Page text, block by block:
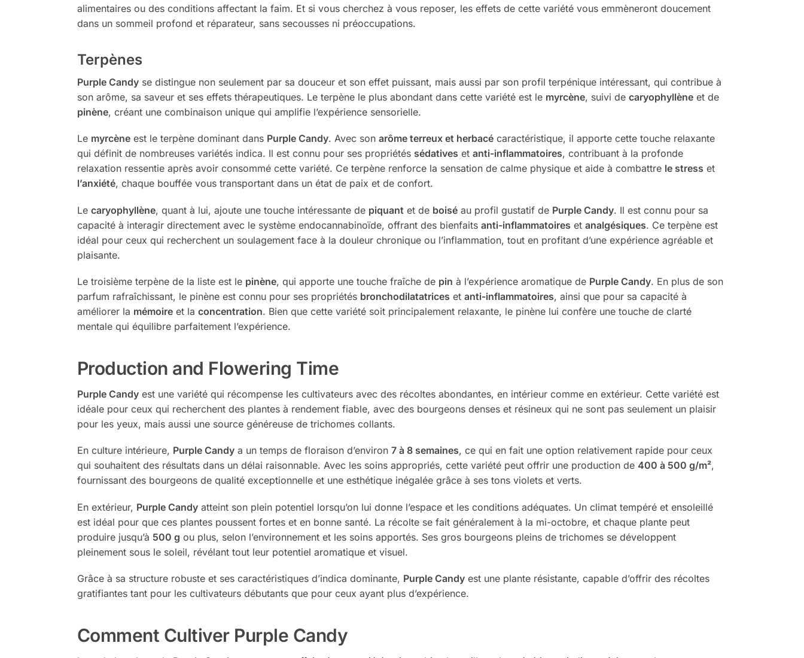
alimentaires ou des conditions affectant la faim. Et si vous cherchez à vous reposer, les effets de cette variété vous emmèneront doucement
dans un sommeil profond et réparateur, sans secousses ni préoccupations.
Terpènes
Purple Candyse distingue non seulement par sa douceur et son effet puissant, mais aussi par son profil terpénique intéressant, qui contribue à
son arôme, sa saveur et ses effets thérapeutiques. Le terpène le plus abondant dans cette variété est le myrcène, suivi de caryophyllèneet de
pinène, créant une combinaison unique qui amplifie l’expérience sensorielle.
Le myrcèneest le terpène dominant dans Purple Candy. Avec son arôme terreux et herbacécaractéristique, il apporte cette touche relaxante
qui définit de nombreuses variétés indica. Il est connu pour ses propriétés sédatives et anti-inflammatoires, contribuant à la profonde
relaxation ressentie après avoir consommé cette variété. Ce terpène renforce la sensation de calme physique et aide à combattre le stress et
l’anxiété, chaque bouffée vous transportant dans un état de paix et de confort.
Le caryophyllène, quant à lui, ajoute une touche intéressante de piquant et de boiséau profil gustatif de Purple Candy. Il est connu pour sa
capacité à interagir directement avec le système endocannabinoïde, offrant des bienfaits anti-inflammatoires et analgésiques. Ce terpène est
idéal pour ceux qui recherchent un soulagement face à la douleur chronique ou l’inflammation, tout en profitant d’une expérience agréable et
plaisante.
Le troisième terpène de la liste est le pinène, qui apporte une touche fraîche de pin à l’expérience aromatique de Purple Candy. En plus de son
parfum rafraîchissant, le pinène est connu pour ses propriétés bronchodilatatrices et anti-inflammatoires, ainsi que pour sa capacité à
améliorer la mémoireet la concentration. Bien que cette variété soit principalement relaxante, le pinène lui confère une touche de clarté
mentale qui équilibre parfaitement l’expérience.
Production and Flowering Time
Purple Candyest une variété qui récompense les cultivateurs avec des récoltes abondantes, en intérieur comme en extérieur. Cette variété est
idéale pour ceux qui recherchent des plantes à rendement fiable, avec des bourgeons denses et résineux qui ne sont pas seulement un plaisir
pour les yeux, mais aussi une source généreuse de trichomes collants.
En culture intérieure, Purple Candya un temps de floraison d’environ 7 à 8 semaines, ce qui en fait une option relativement rapide pour ceux
qui souhaitent des résultats dans un délai raisonnable. Avec les soins appropriés, cette variété peut offrir une production de 400 à 500 g/m²,
fournissant des bourgeons de qualité exceptionnelle et une esthétique inégalée grâce à ses tons violets et verts.
En extérieur, Purple Candyatteint son plein potentiel lorsqu’on lui donne l’espace et les conditions adéquates. Un climat tempéré et ensoleillé
est idéal pour que ces plantes poussent fortes et en bonne santé. La récolte se fait généralement à la mi-octobre, et chaque plante peut
produire jusqu’à 500 g ou plus, selon l’environnement et les soins apportés. Ses gros bourgeons pleins de trichomes se développent
pleinement sous le soleil, révélant tout leur potentiel aromatique et visuel.
Grâce à sa structure robuste et ses caractéristiques d’indica dominante, Purple Candyest une plante résistante, capable d’offrir des récoltes
gratifiantes tant pour les cultivateurs débutants que pour ceux ayant plus d’expérience.
Comment Cultiver Purple Candy